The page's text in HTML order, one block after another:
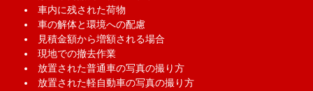
車内に残された荷物
車の解体と環境への配慮
見積金額から増額される場合
現地での撤去作業
放置された普通車の写真の撮り方
放置された軽自動車の写真の撮り方